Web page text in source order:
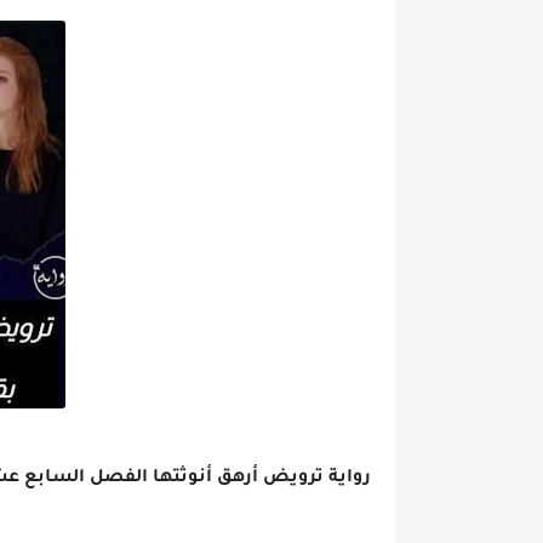
رواية ترويض أرهق أنوثتها الفصل السابع عشر 17 بقلم بثينه